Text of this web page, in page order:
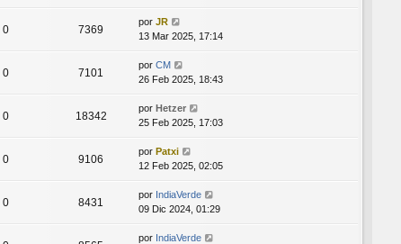
0 7369
por JR
13 Mar 2025, 17:14
0 7101
por CM
26 Feb 2025, 18:43
0 18342
por Hetzer
25 Feb 2025, 17:03
0 9106
por Patxi
12 Feb 2025, 02:05
0 8431
por IndiaVerde
09 Dic 2024, 01:29
por IndiaVerde